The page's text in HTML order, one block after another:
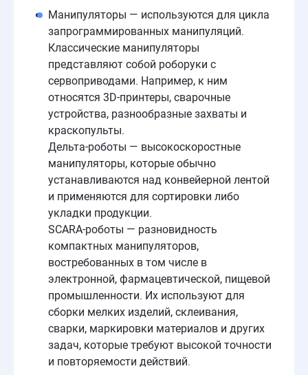
Манипуляторы — используются для цикла
запрограммированных манипуляций.
Классические манипуляторы
представляют собой роборуки с
сервоприводами. Например, к ним
относятся 3D-принтеры, сварочные
устройства, разнообразные захваты и
краскопульты.
Дельта-роботы — высокоскоростные
манипуляторы, которые обычно
устанавливаются над конвейерной лентой
и применяются для сортировки либо
укладки продукции.
SCARA-роботы — разновидность
компактных манипуляторов,
востребованных в том числе в
электронной, фармацевтической, пищевой
промышленности. Их используют для
сборки мелких изделий, склеивания,
сварки, маркировки материалов и других
задач, которые требуют высокой точности
и повторяемости действий.